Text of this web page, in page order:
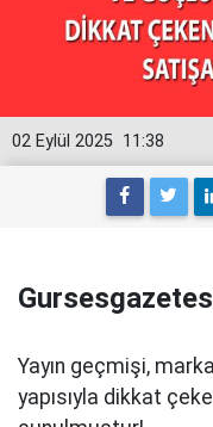
11:38
02 Eylül 2025
Yayın geçmişi,
yapısıyla dikkat